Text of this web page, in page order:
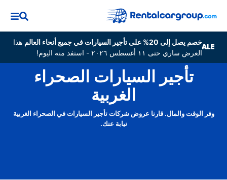
خصم يصل إلى 20% على تأجير السيارات في جميع أنحاء العالم
هذا
العرض ساري حتى ١١ أغسطس ٢٠٢٦ - استفد منه اليوم!
تأجير السيارات الصحراء
الغربية
وفر الوقت والمال. قارنا عروض شركات تأجير السيارات في الصحراء الغربية
نيابة عنك.